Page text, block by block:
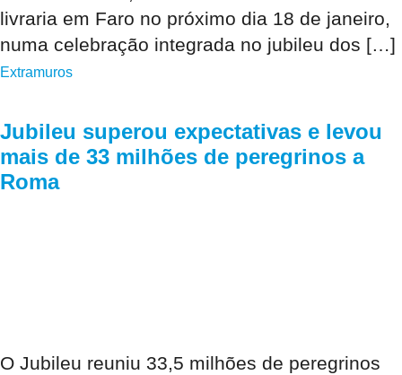
livraria em Faro no próximo dia 18 de janeiro,
numa celebração integrada no jubileu dos […]
Extramuros
Jubileu superou expectativas e levou
mais de 33 milhões de peregrinos a
Roma
O Jubileu reuniu 33,5 milhões de peregrinos